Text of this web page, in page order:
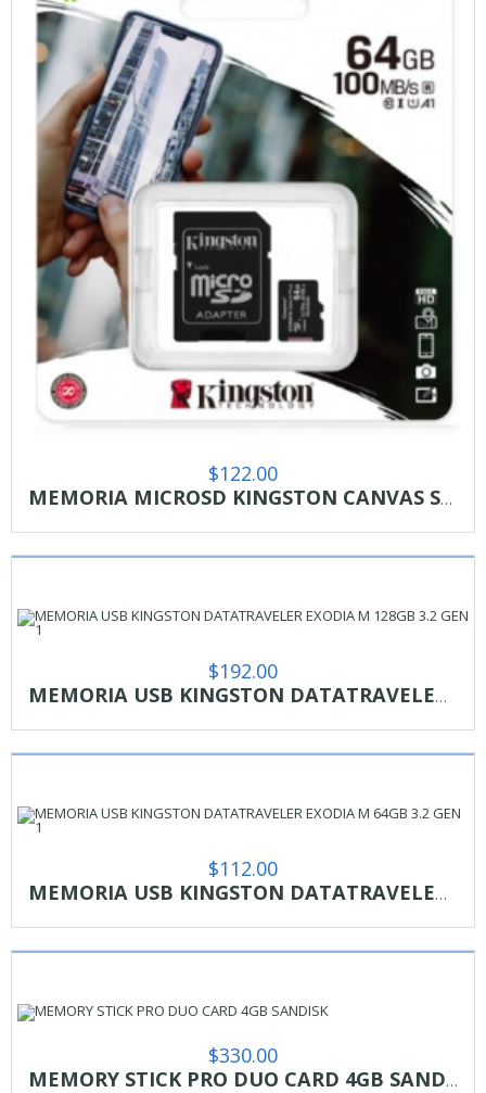
$122.00
MEMORIA MICROSD KINGSTON CANVAS SELCT PLUS 64GB R.100MB/S CL10 UHS-I U1 V10 A1
$192.00
MEMORIA USB KINGSTON DATATRAVELER EXODIA M 128GB 3.2 GEN 1
$112.00
MEMORIA USB KINGSTON DATATRAVELER EXODIA M 64GB 3.2 GEN 1
$330.00
MEMORY STICK PRO DUO CARD 4GB SANDISK